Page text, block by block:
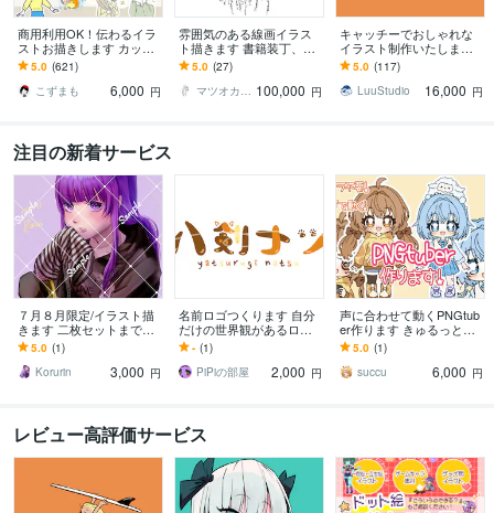
商用利用OK！伝わるイラ
ストお描きします カット
イラストや漫画等、ご希
望に合わせて作成致しま
す！
5.0 (621)
こずまも
6,000 円
雰囲気のある線画イラス
ト描きます 書籍装丁、シ
ョップビジュアルなどに
キャッチーな線画を！
5.0 (27)
マツオカ ヨウスケ 100,000 円
キャッチーでおしゃれな
イラスト制作いたします
グッズ制作からプレゼン
トまで幅広い用途に対応
します
5.0 (117)
LuuStudio
16,000 円
注目の新着サービス
７月８月限定/イラスト描
きます 二枚セットまで対
応可能/おひねり大歓迎
5.0 (1)
Korurin
3,000 円
名前ロゴつくります 自分
だけの世界観があるロゴ
にしてみませんか？
- (1)
PiPiの部屋
2,000 円
声に合わせて動くPNGtub
er作ります きゅるっとカ
ワイイに全振りしたモデ
ル作ります！
5.0 (1)
succu
6,000 円
レビュー高評価サービス